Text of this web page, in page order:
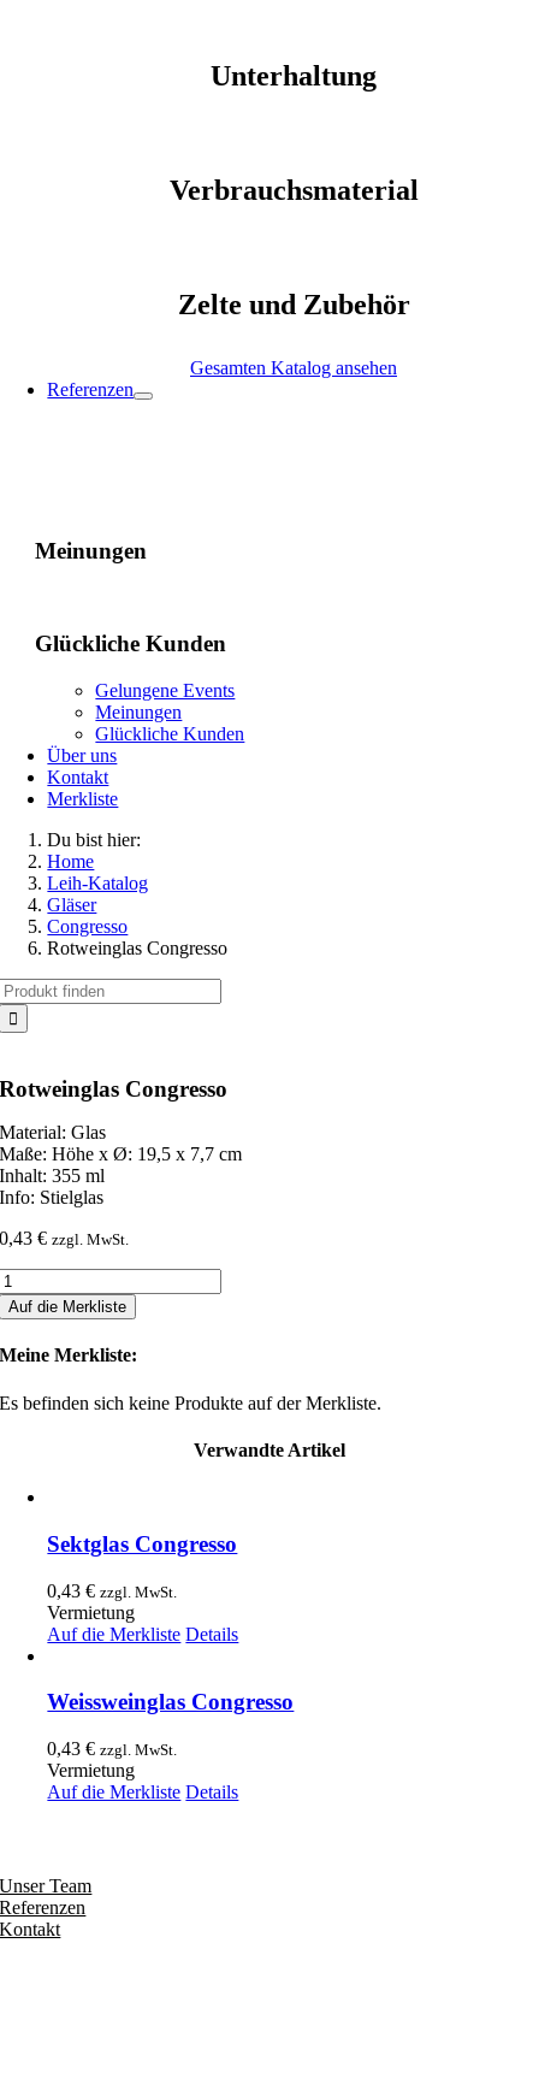
Unterhaltung
Verbrauchsmaterial
Zelte und Zubehör
Gesamten Katalog ansehen
Referenzen
Meinungen
Glückliche Kunden
Gelungene Events
Meinungen
Glückliche Kunden
Über uns
Kontakt
Merkliste
Du bist hier:
Home
Leih-Katalog
Gläser
Congresso
Rotweinglas Congresso
Rotweinglas Congresso
Material: Glas
Maße: Höhe x Ø: 19,5 x 7,7 cm
Inhalt: 355 ml
Info: Stielglas
0,43€ zzgl. MwSt.
Auf die Merkliste
Meine Merkliste:
Es befinden sich keine Produkte auf der Merkliste.
Verwandte Artikel
Sektglas Congresso
0,43€ zzgl. MwSt.
Vermietung
Auf die Merkliste Details
Weissweinglas Congresso
0,43€ zzgl. MwSt.
Vermietung
Auf die Merkliste Details
Unser Team
Referenzen
Kontakt